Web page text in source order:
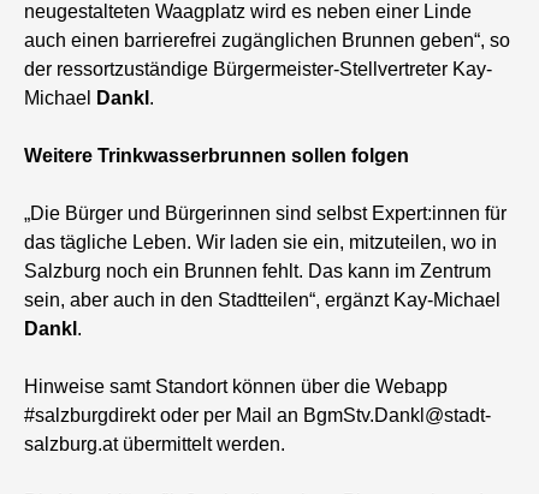
neugestalteten Waagplatz wird es neben einer Linde
auch einen barrierefrei zugänglichen Brunnen geben“, so
der ressortzuständige Bürgermeister-Stellvertreter Kay-
Michael
Dankl .
Weitere Trinkwasserbrunnen sollen folgen
„Die Bürger und Bürgerinnen sind selbst Expert:innen für
das tägliche Leben. Wir laden sie ein, mitzuteilen, wo in
Salzburg noch ein Brunnen fehlt. Das kann im Zentrum
sein, aber auch in den Stadtteilen“, ergänzt Kay-Michael
Dankl .
Hinweise samt Standort können über die Webapp
#salzburgdirekt oder per Mail an BgmStv.Dankl@stadt-
salzburg.at übermittelt werden.